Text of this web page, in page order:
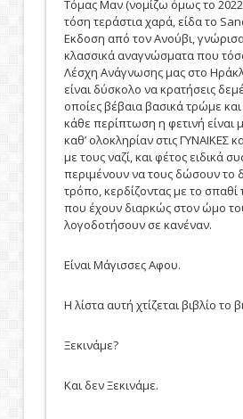
Τόμας Μαν (νομίζω όμως το 2022
τόση τεράστια χαρά, είδα το
Εκδοση από τον Ανούβι,
κλασσικά αναγνώσματα που
Λέσχη Ανάγνωσης μας στο
είναι δύσκολο να κρατήσεις
οποίες βέβαια βασικά τρώμε
κάθε περίπτωση η φετινή
καθ’ ολοκληρίαν στις ΓΥΝΑΙΚΕΣ
με τους ναζί, και φέτος ειδικά
περιμένουν να τους δώσουν το
τρόπο, κερδίζοντας με το σπαθί
που έχουν διαρκώς στον ώμο
λογοδοτήσουν σε κανέναν.
Είναι Μάγισσες Αφου.
Η λίστα αυτή χτίζεται βιβλίο
Ξεκινάμε?
Και δεν Ξεκινάμε.